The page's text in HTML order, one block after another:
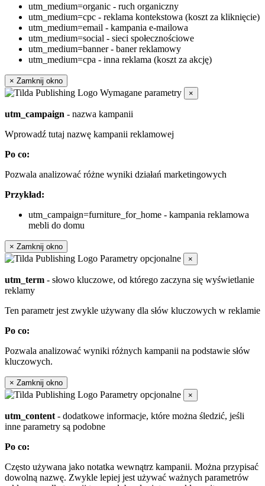
utm_medium=organic - ruch organiczny
utm_medium=cpc - reklama kontekstowa (koszt za kliknięcie)
utm_medium=email - kampania e-mailowa
utm_medium=social - sieci społecznościowe
utm_medium=banner - baner reklamowy
utm_medium=cpa - inna reklama (koszt za akcję)
× Zamknij okno
Wymagane parametry ×
utm_campaign - nazwa kampanii
Wprowadź tutaj nazwę kampanii reklamowej
Po co:
Pozwala analizować różne wyniki działań marketingowych
Przykład:
utm_campaign=furniture_for_home - kampania reklamowa
mebli do domu
× Zamknij okno
Parametry opcjonalne ×
utm_term - słowo kluczowe, od którego zaczyna się wyświetlanie
reklamy
Ten parametr jest zwykle używany dla słów kluczowych w reklamie
Po co:
Pozwala analizować wyniki różnych kampanii na podstawie słów
kluczowych.
× Zamknij okno
Parametry opcjonalne ×
utm_content - dodatkowe informacje, które można śledzić, jeśli
inne parametry są podobne
Po co:
Często używana jako notatka wewnątrz kampanii. Można przypisać
dowolną nazwę. Zwykle lepiej jest używać ważnych parametrów